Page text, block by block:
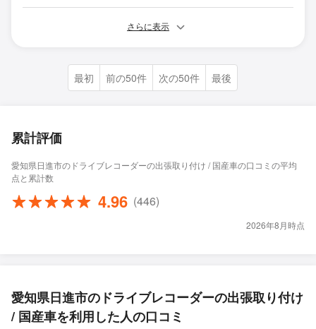
さらに表示
最初 前の50件 次の50件 最後
累計評価
愛知県日進市のドライブレコーダーの出張取り付け / 国産車の口コミの平均
点と累計数
4.96 (446)
2026年8月時点
愛知県日進市のドライブレコーダーの出張取り付け
/ 国産車を利用した人の口コミ